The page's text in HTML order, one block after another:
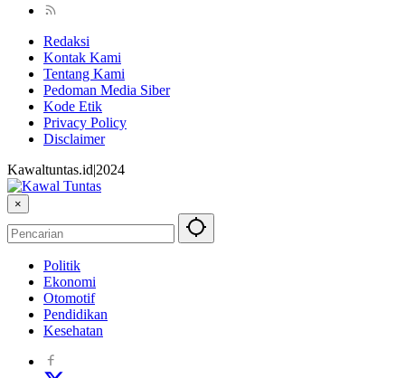
Redaksi
Kontak Kami
Tentang Kami
Pedoman Media Siber
Kode Etik
Privacy Policy
Disclaimer
Kawaltuntas.id|2024
×
Politik
Ekonomi
Otomotif
Pendidikan
Kesehatan